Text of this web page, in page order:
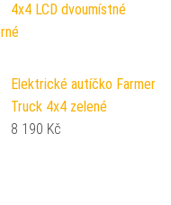
4x4 LCD dvoumístné
Elektrické autíčko Farmer
Truck 4x4 zelené
8 190 Kč